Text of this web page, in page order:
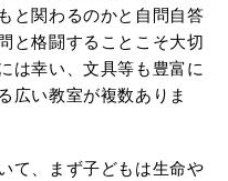
と関わるのかと自問自答
と格闘することこそ大切
は幸い、文具等も豊富に
広い教室が複数ありま
て、まず子どもは生命や